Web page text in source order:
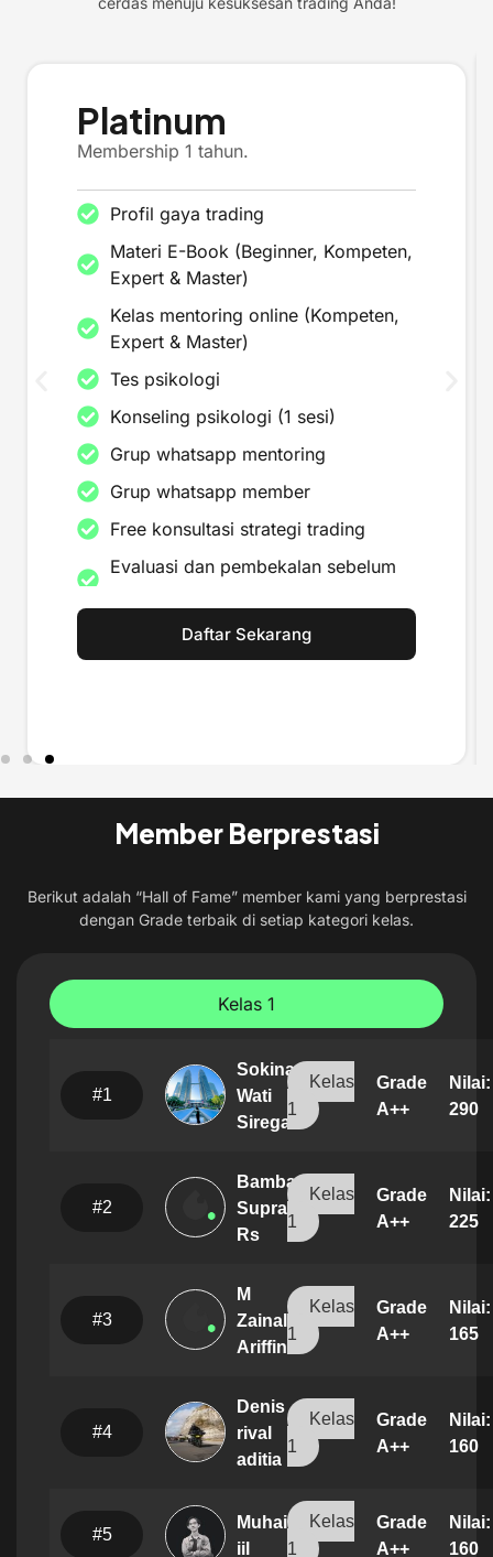
Platinum
Membership 1 tahun.
Profil gaya trading
Materi E-Book (Beginner, Kompeten,
Expert & Master)
Kelas mentoring online (Kompeten,
Expert & Master)
Tes psikologi
Konseling psikologi (1 sesi)
Grup whatsapp mentoring
Grup whatsapp member
Free konsultasi strategi trading
Evaluasi dan pembekalan sebelum
Kalender fundamental oil
Saran OP trading plan (5
T-Shirt
Robot trading (EA GF02080)
Daftar Sekarang
Member Berprestasi
Berikut adalah “Hall of Fame” member kami yang berprestasi
dengan Grade terbaik di setiap kategori kelas.
Kelas 1
#1
Sokina
Wati
Siregar
Kelas
1
Grade
A++
Nilai:
290
#2
Bambang
Suprayogi
Rs
Kelas
1
Grade
A++
Nilai:
225
#3
M
Zainal
Ariffin
Kelas
1
Grade
A++
Nilai:
165
#4
Denis
rival
aditia
Kelas
1
Grade
A++
Nilai:
160
#5
Muhairil
iil
Kelas
1
Grade
A++
Nilai:
160